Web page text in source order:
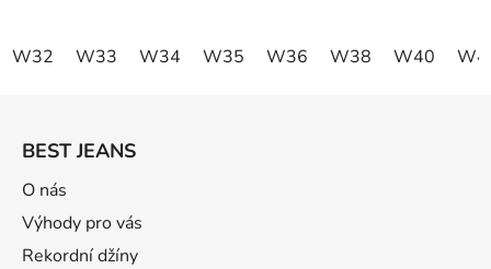
W32 W33 W34 W35 W36 W38 W40
BEST JEANS
O nás
Výhody pro vás
Rekordní džíny